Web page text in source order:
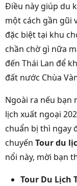
Điều này giúp du
một cách gần gũi
đặc biệt tại khu
chần chờ gì nữa
đến Thái Lan để
đất nước Chùa
Ngoài ra nếu bạn
lịch xuất ngoại
chuẩn bị thì ngay
chuyến Tour du
nổi này, mời bạn
Tour Du Lịch